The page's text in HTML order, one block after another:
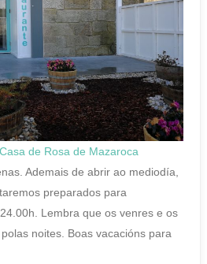
Casa de Rosa de Mazaroca
Ademais de abrir ao mediodía,
preparados para
Lembra que os venres e os
noites. Boas vacacións para